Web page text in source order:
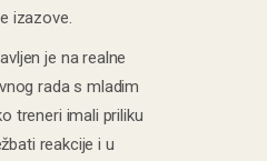
izazove.
je na realne
rada s mladim
treneri imali priliku
reakcije i u